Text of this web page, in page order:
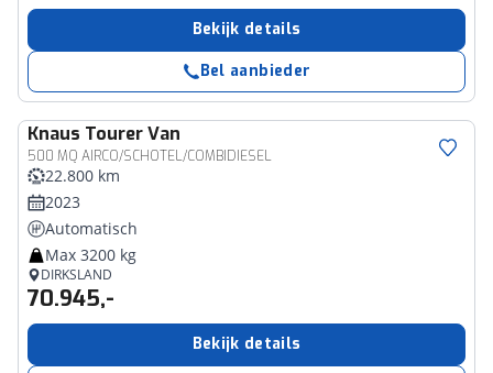
Bekijk details
Bel aanbieder
Knaus Tourer Van
500 MQ AIRCO/SCHOTEL/COMBIDIESEL
22.800 km
2023
Automatisch
Max 3200 kg
DIRKSLAND
70.945,-
Bekijk details